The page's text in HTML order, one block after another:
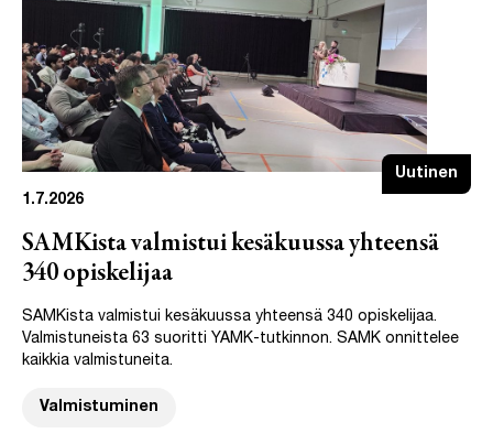
Uutinen
1.7.2026
SAMKista valmistui kesäkuussa yhteensä
340 opiskelijaa
SAMKista valmistui kesäkuussa yhteensä 340 opiskelijaa.
Valmistuneista 63 suoritti YAMK-tutkinnon. SAMK onnittelee
kaikkia valmistuneita.
Valmistuminen